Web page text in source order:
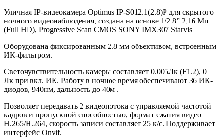
Уличная IP-видеокамера Optimus IP-S012.1(2.8)P для скрытого
ночного видеонаблюдения, создана на основе 1/2.8” 2,16 Мп
(Full HD), Progressive Scan CMOS SONY IMX307 Starvis.
Оборудована фиксированным 2.8 мм объективом, встроенным
ИК-фильтром.
Светочувствительность камеры составляет 0.005Лк (F1.2), 0
Лк при вкл. ИК. Работу в ночное время обеспечивают 36 ИК-
диодов, 940нм, дальность до 40м .
Позволяет передавать 2 видеопотока с управляемой частотой
кадров и пропускной способностью, формат сжатия видео
H.265/H.264, скорость записи составляет 25 к/с. Поддерживает
интерфейс Onvif.